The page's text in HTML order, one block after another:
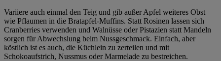
Variiere auch einmal den Teig und gib außer Apfel weiteres Obst
wie Pflaumen in die Bratapfel-Muffins. Statt Rosinen lassen sich
Cranberries verwenden und Walnüsse oder Pistazien statt Mandeln
sorgen für Abwechslung beim Nussgeschmack. Einfach, aber
köstlich ist es auch, die Küchlein zu zerteilen und mit
Schokoaufstrich, Nussmus oder Marmelade zu bestreichen.